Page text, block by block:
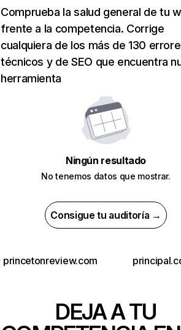
Comprueba la salud general de tu
frente a la competencia. Corrige
cualquiera de los más de 130
técnicos y de SEO que encuentra
herramienta
Ningún resultado
No tenemos datos que mostrar.
Consigue tu auditoría →
princetonreview.com
DEJA A TU